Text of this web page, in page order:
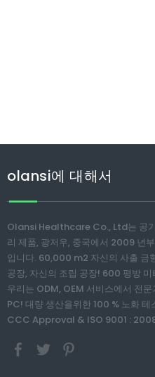
olansi에 대해서
Olansi Healthcare Co., Ltd는 공기
리 제품, 광저우, 중국에서 2009 년
입니다. 60,000 m2 자신의 사출 금
공장, 자신의 조립 공장! 600 평방
우리는 ODM, OEM 서비스에서 전
PC! 대량 생산을위한 100 % 노화
CCC Approval & ISO 9001 :